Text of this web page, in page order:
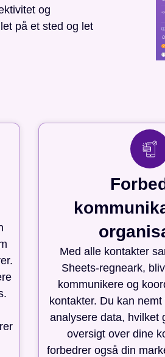
og
på et sted og let
Med alle kontakter
Sheets-regneark,
kommunikere og
kontakter. Du kan
analysere data, hvilket
oversigt over dine
forbedrer også din